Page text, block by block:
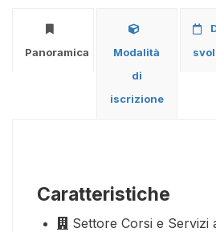
Panoramica
Modalità
di
iscrizione
Caratteristiche
Settore Corsi e Servizi